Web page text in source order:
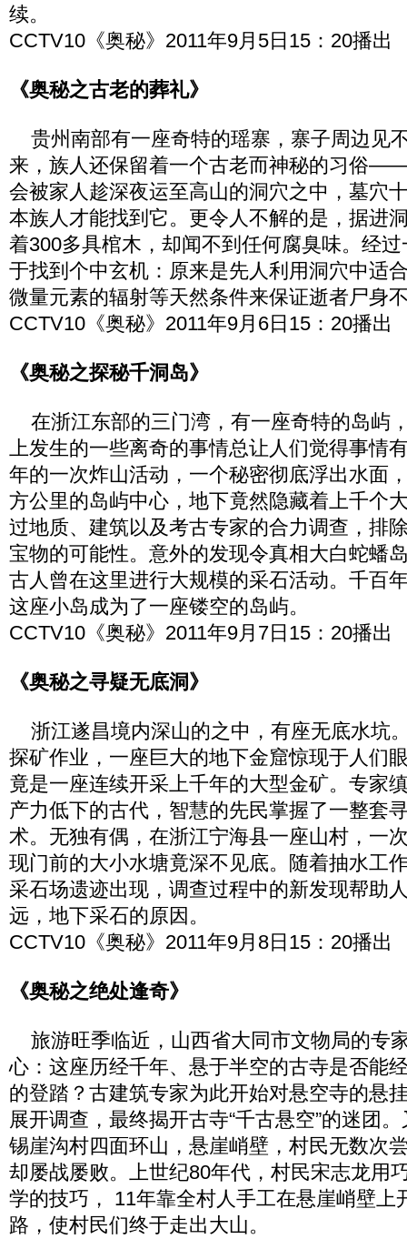
续。
CCTV10《奥秘》2011年9月5日15：20播出
《奥秘之古老的葬礼》
贵州南部有一座奇特的瑶寨，寨子周边见
来，族人还保留着一个古老而神秘的习俗
会被家人趁深夜运至高山的洞穴之中，墓穴
本族人才能找到它。更令人不解的是，据进
着300多具棺木，却闻不到任何腐臭味。经
于找到个中玄机：原来是先人利用洞穴中适
微量元素的辐射等天然条件来保证逝者尸身
CCTV10《奥秘》2011年9月6日15：20播出
《奥秘之探秘千洞岛》
在浙江东部的三门湾，有一座奇特的岛屿
上发生的一些离奇的事情总让人们觉得事情
年的一次炸山活动，一个秘密彻底浮出水面
方公里的岛屿中心，地下竟然隐藏着上千个
过地质、建筑以及考古专家的合力调查，排
宝物的可能性。意外的发现令真相大白蛇蟠
古人曾在这里进行大规模的采石活动。千百
这座小岛成为了一座镂空的岛屿。
CCTV10《奥秘》2011年9月7日15：20播出
《奥秘之寻疑无底洞》
浙江遂昌境内深山的之中，有座无底水坑
探矿作业，一座巨大的地下金窟惊现于人们
竟是一座连续开采上千年的大型金矿。专家
产力低下的古代，智慧的先民掌握了一整套
术。无独有偶，在浙江宁海县一座山村，一
现门前的大小水塘竟深不见底。随着抽水工
采石场遗迹出现，调查过程中的新发现帮助
远，地下采石的原因。
CCTV10《奥秘》2011年9月8日15：20播出
《奥秘之绝处逢奇》
旅游旺季临近，山西省大同市文物局的专
心：这座历经千年、悬于半空的古寺是否能
的登踏？古建筑专家为此开始对悬空寺的悬
展开调查，最终揭开古寺“千古悬空”的迷团
锡崖沟村四面环山，悬崖峭壁，村民无数次
却屡战屡败。上世纪80年代，村民宋志龙用
学的技巧， 11年靠全村人手工在悬崖峭壁上
路，使村民们终于走出大山。